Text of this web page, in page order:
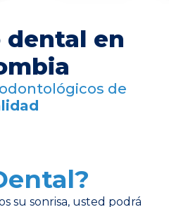
dental en
de
su sonrisa, usted podrá